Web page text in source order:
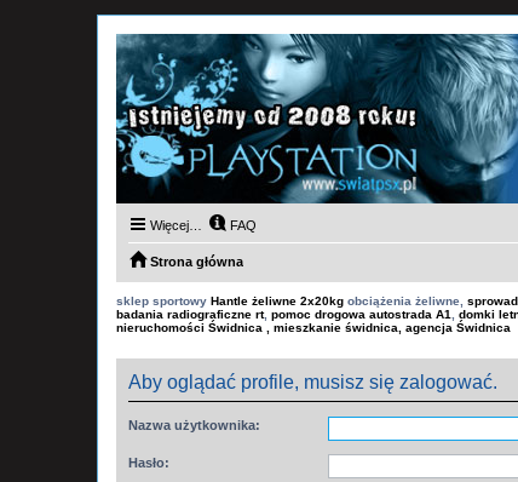
Więcej… FAQ
Strona główna
sklep sportowy Hantle żeliwne 2x20kg obciążenia żeliwne,
badania radiograficzne rt, pomoc drogowa autostrada A1 domki
nieruchomości Świdnica , mieszkanie świdnica, agencja Świdnica
Aby oglądać profile, musisz się zalogować.
Nazwa użytkownika:
Hasło: